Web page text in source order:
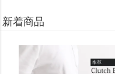
新着商品